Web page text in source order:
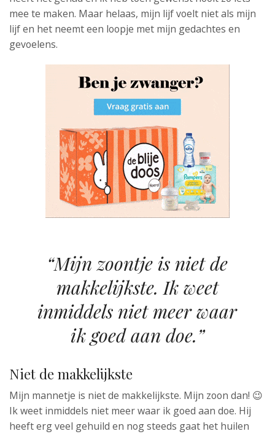
mee te maken. Maar helaas, mijn lijf voelt niet als mijn
lijf en het neemt een loopje met mijn gedachtes en
gevoelens.
“Mijn zoontje is niet de
makkelijkste. Ik weet
inmiddels niet meer waar
ik goed aan doe.”
Niet de makkelijkste
Mijn mannetje is niet de makkelijkste. Mijn zoon dan! 😉
Ik weet inmiddels niet meer waar ik goed aan doe. Hij
heeft erg veel gehuild en nog steeds gaat het huilen